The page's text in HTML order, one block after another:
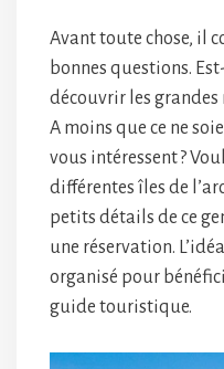
Avant toute chose, il
bonnes questions.
découvrir les grandes
A moins que ce ne
vous intéressent ?
différentes îles de
petits détails de ce
une réservation.
organisé pour
guide touristique.